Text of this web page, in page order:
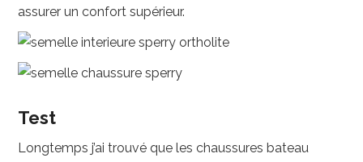
assurer un confort supérieur.
Test
Longtemps j’ai trouvé que les chaussures bateau